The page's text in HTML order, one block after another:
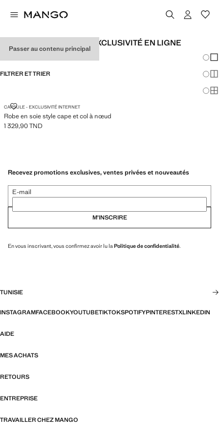
Passer au contenu principal
ROBES POUR FEMMES EXCLUSIVITÉ EN LIGNE
FILTRER ET TRIER
CAPSULE - EXCLUSIVITÉ INTERNET
Robe en soie style cape et col à nœud
ROBE EN SOIE STYLE CAPE ET COL À NŒUD
Prix actuel [1 329,90 TND ]
1 329,90 TND
Recevez promotions exclusives, ventes privées et nouveautés
E-mail
M’INSCRIRE
En vous inscrivant, vous confirmez avoir lu laPolitique de confidentialité.
TUNISIE
INSTAGRAMFACEBOOKYOUTUBETIKTOKSPOTIFYPINTERESTXLINKEDIN
AIDE
MES ACHATS
RETOURS
ENTREPRISE
TRAVAILLER CHEZ MANGO